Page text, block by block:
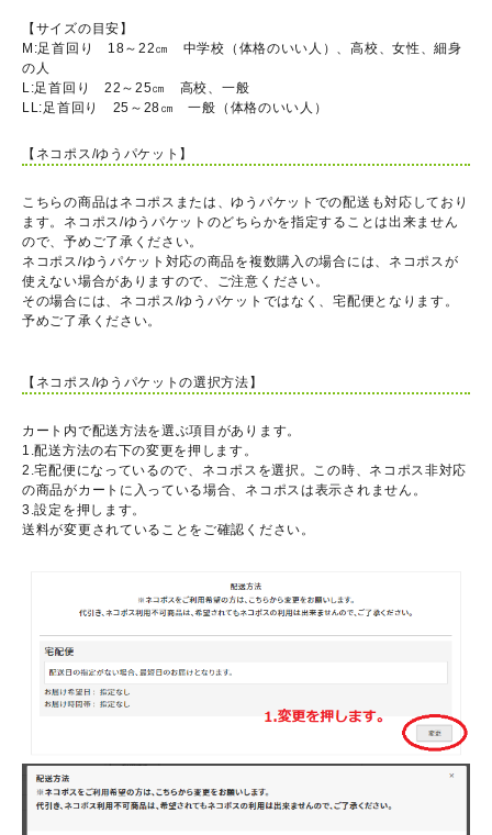
【サイズの目安】
M:足首回り 18～22㎝ 中学校（体格のいい人）、高校、女性、細身
の人
L:足首回り 22～25㎝ 高校、一般
LL:足首回り 25～28㎝ 一般（体格のいい人）
【ネコポス/ゆうパケット】
こちらの商品はネコポスまたは、ゆうパケットでの配送も対応しており
ます。ネコポス/ゆうパケットのどちらかを指定することは出来ません
ので、予めご了承ください。
ネコポス/ゆうパケット対応の商品を複数購入の場合には、ネコポスが
使えない場合がありますので、ご注意ください。
その場合には、ネコポス/ゆうパケットではなく、宅配便となります。
予めご了承ください。
【ネコポス/ゆうパケットの選択方法】
カート内で配送方法を選ぶ項目があります。
1.配送方法の右下の変更を押します。
2.宅配便になっているので、ネコポスを選択。この時、ネコポス非対応
の商品がカートに入っている場合、ネコポスは表示されません。
3.設定を押します。
送料が変更されていることをご確認ください。